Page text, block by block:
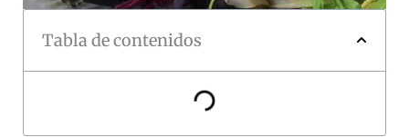
Tabla de contenidos